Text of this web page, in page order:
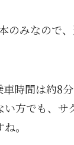
のみなので
車時間は約8分
い方でも、サ
。